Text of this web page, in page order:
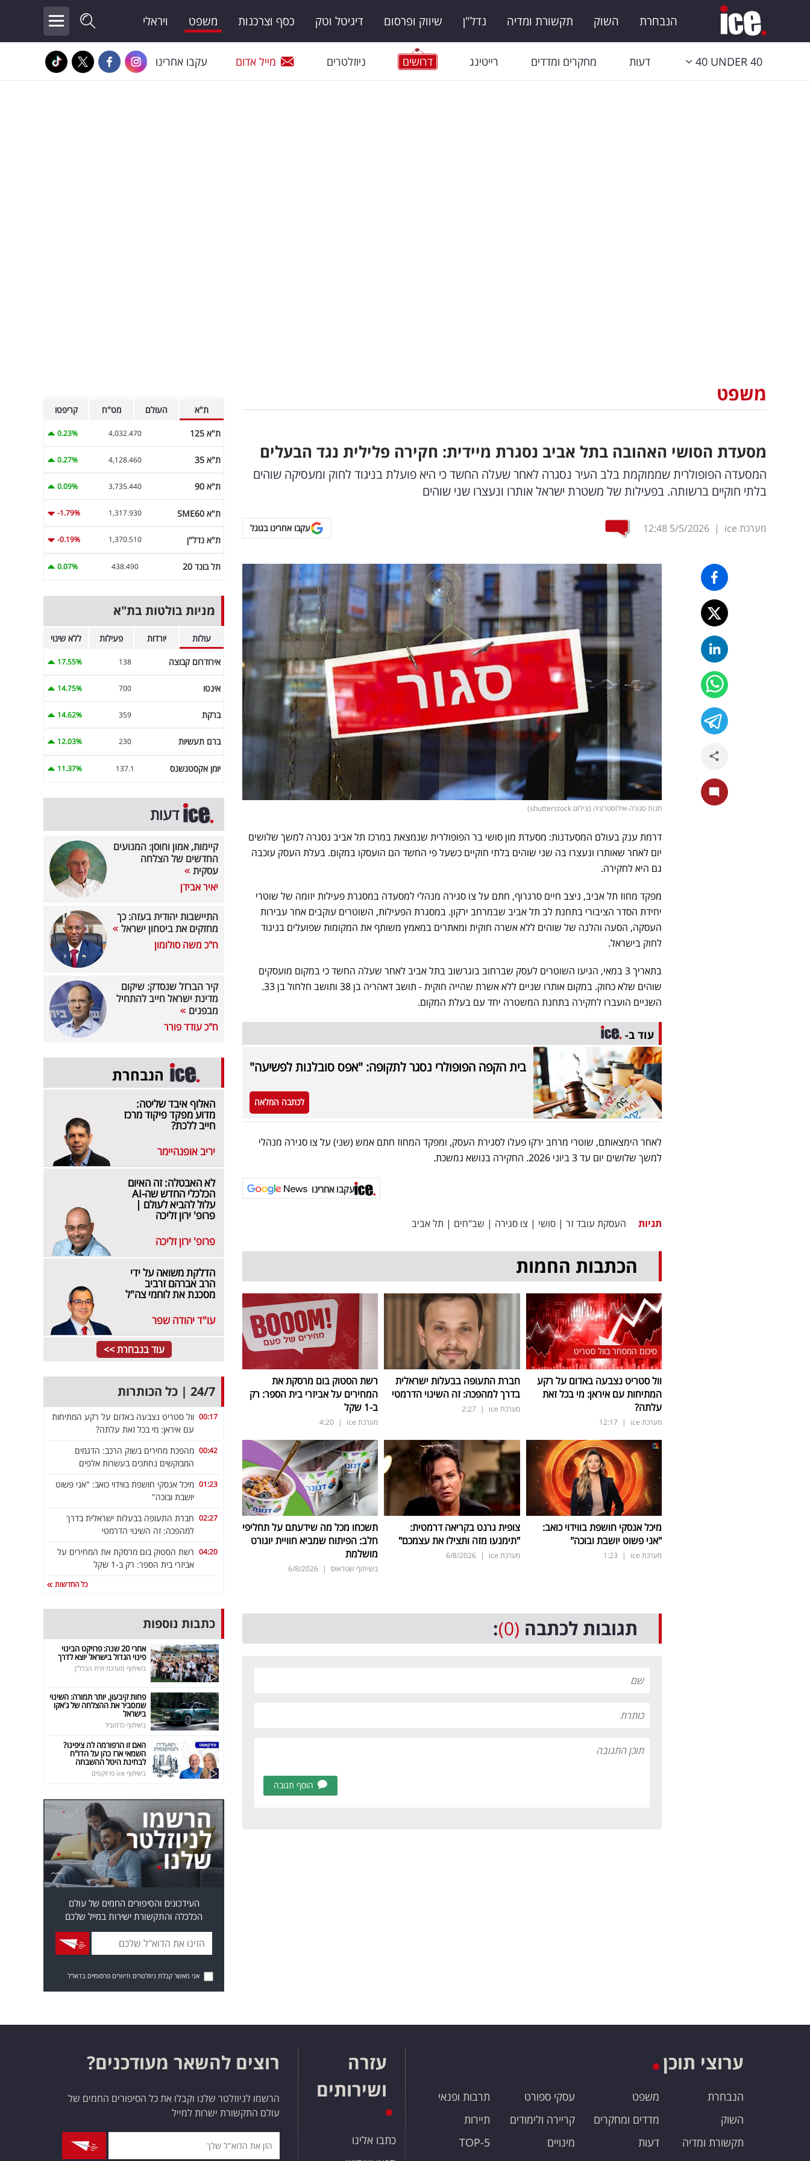
הנבחרת השוק תקשורת ומדיה נדל"ן שיווק ופרסום דיגיטל וטק כסף וצרכנות משפט ויראלי
40 UNDER 40 דעות מחקרים ומדדים רייטינג דרושים ניוזלטרים מייל אדום עקבו אחרינו
משפט
מסעדת הסושי האהובה בתל אביב נסגרת מיידית: חקירה פלילית נגד הבעלים
המסעדה הפופולרית שממוקמת בלב העיר נסגרה לאחר שעלה החשד כי היא פועלת בניגוד לחוק ומעסיקה שוהים
בלתי חוקיים ברשותה. בפעילות של משטרת ישראל אותרו ונעצרו שני שוהים
מערכת ice |
5/5/2026
12:48 עקבו אחרינו בגוגל
חנות סגורה-אילוסטרציה (צילום shutterstock)
דרמת ענק בעולם המסעדנות: מסעדת מון סושי בר הפופולרית שנמצאת במרכז תל אביב נסגרה למשך שלושים
יום לאחר שאותרו ונעצרו בה שני שוהים בלתי חוקיים כשעל פי החשד הם הועסקו במקום. בעלת העסק עוכבה
גם היא לחקירה.
מפקד מחוז תל אביב, ניצב חיים סרגרוף, חתם על צו סגירה מנהלי למסעדה במסגרת פעילות יזומה של שוטרי
יחידת הסדר הציבורי בתחנת לב תל אביב שבמרחב ירקון. במסגרת הפעילות, השוטרים עוקבים אחר עבירות
העסקה, הסעה והלנה של שוהים ללא אשרה חוקית ומאתרים במאמץ משותף את המקומות שפועלים בניגוד
לחוק בישראל.
בתאריך 3 במאי, הגיעו השוטרים לעסק שברחוב בוגרשוב בתל אביב לאחר שעלה החשד כי במקום מועסקים
שוהים שלא כחוק. במקום אותרו שניים ללא אשרת שהייה חוקית - תושב דאהריה בן 38 ותושב חלחול בן 33.
השניים הועברו לחקירה בתחנת המשטרה יחד עם בעלת המקום.
עוד ב-
בית הקפה הפופולרי נסגר לתקופה: "אפס סובלנות לפשיעה"
לכתבה המלאה
לאחר הימצאותם, שוטרי מרחב ירקו פעלו לסגירת העסק, ומפקד המחוז חתם אמש (שני) על צו סגירה מנהלי
למשך שלושים יום עד 3 ביוני 2026. החקירה בנושא נמשכת.
עקבו אחרינו
תגיות העסקת עובד זר | סושי | צו סגירה | שב"חים | תל אביב
הכתבות החמות
סיכום המסחר בוול סטריט
וול סטריט נצבעה באדום על רקע
המתיחות עם איראן: מי בכל זאת
עלתה?
מערכת ice |
12:17
חברת התעופה בבעלות ישראלית
בדרך למהפכה: זה השינוי הדרמטי
מערכת ice |
2:27
רשת הסטוק בום מרסקת את
המחירים על אביזרי בית הספר: רק
ב-1 שקל
מערכת ice |
4:20
מיכל אנסקי חושפת בווידוי כואב:
"אני פשוט יושבת ובוכה"
מערכת ice |
1:23
צופית גרנט בקריאה דרמטית:
"תימנעו מזה ותצילו את עצמכם"
מערכת ice |
6/8/2026
תשכחו מכל מה שידעתם על תחליפי
חלב: הפיתוח שמביא חוויית יוגורט
מושלמת
בשיתוף שטראוס |
6/8/2026
תגובות לכתבה (0)
:
הוסף תגובה
ת"א העולם מט"ח קריפטו
ת"א 125 4,032.470
0.23%
ת"א 35 4,128.460
0.27%
ת"א 90 3,735.440
0.09%
ת"א SME60 1,317.930
-1.79%
ת"א נדל"ן 1,370.510
-0.19%
תל בונד 20 438.490
0.07%
מניות בולטות בת"א
עולות יורדות פעילות ללא שינוי
אירודרום קבוצה 138
17.55%
אינטו 700
14.75%
ברקת 359
14.62%
ברם תעשיות 230
12.03%
יומן אקסטנשנס 137.1
11.37%
דעות
קיימות, אמון וחוסן: המנועים
החדשים של הצלחה
עסקית
יאיר אבידן
התיישבות יהודית בעזה: כך
מחזקים את ביטחון ישראל
ח"כ משה סולומון
קיר הברזל שנסדק: שיקום
מדינת ישראל חייב להתחיל
מבפנים
ח"כ עודד פורר
הנבחרת
האלוף איבד שליטה:
מדוע מפקד פיקוד מרכז
חייב ללכת?
יריב אופנהיימר
לא האבטלה: זה האיום
הכלכלי החדש שה-AI
עלול להביא לעולם |
פרופ' ירון זליכה
פרופ' ירון זליכה
הדלקת משואה על ידי
הרב אברהם זרביב
מסכנת את לוחמי צה"ל
עו"ד יהודה שפר
עוד בנבחרת >>
24/7 | כל הכותרות
00:17 וול סטריט נצבעה באדום על רקע המתיחות
עם איראן: מי בכל זאת עלתה?
00:42 מהפכת מחירים בשוק הרכב: הדגמים
המבוקשים נחתכים בעשרות אלפים
01:23 מיכל אנסקי חושפת בווידוי כואב: "אני פשוט
יושבת ובוכה"
02:27 חברת התעופה בבעלות ישראלית בדרך
למהפכה: זה השינוי הדרמטי
04:20 רשת הסטוק בום מרסקת את המחירים על
אביזרי בית הספר: רק ב-1 שקל
כל החדשות
כתבות נוספות
אחרי 20 שנה: פרויקט הבינוי
פינוי הגדול בישראל יוצא לדרך
בשיתוף מערכת זירת הנדל"ן
פחות קיבעון, יותר תמורה: השינוי
שמסביר את ההצלחה של ג'אקו
בישראל
בשיתוף כלמוביל
האם זו הרפורמה לה ציפינו?
השמאי ארז כהן על הדו"ח
לבחינת היטל ההשבחה
בשיתוף ice פרויקטים
העידכונים והסיפורים החמים של עולם
הכלכלה והתקשורת ישירות במייל שלכם
אני מאשר קבלת ניוזלטרים ודיוורים פרסומיים בדוא"ל
ערוצי תוכן
הנבחרת
השוק
תקשורת ומדיה
משפט
מדדים ומחקרים
דעות
עסקי ספורט
קריירה ולימודים
מינויים
תרבות ופנאי
תיירות
TOP-5
עזרה
ושירותים
כתבו אלינו
רוצים להשאר מעודכנים?
הרשמו לניוזלטר שלנו וקבלו את כל הסיפורים החמים של
עולם התקשורת ישרות למייל